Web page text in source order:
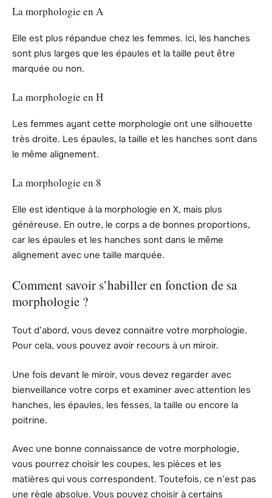
La morphologie en A
Elle est plus répandue chez les femmes. Ici, les hanches
sont plus larges que les épaules et la taille peut être
marquée ou non.
La morphologie en H
Les femmes ayant cette morphologie ont une silhouette
très droite. Les épaules, la taille et les hanches sont dans
le même alignement.
La morphologie en 8
Elle est identique à la morphologie en X, mais plus
généreuse. En outre, le corps a de bonnes proportions,
car les épaules et les hanches sont dans le même
alignement avec une taille marquée.
Comment savoir s’habiller en fonction de sa
morphologie ?
Tout d’abord, vous devez connaitre votre morphologie.
Pour cela, vous pouvez avoir recours à un miroir.
Une fois devant le miroir, vous devez regarder avec
bienveillance votre corps et examiner avec attention les
hanches, les épaules, les fesses, la taille ou encore la
poitrine.
Avec une bonne connaissance de votre morphologie,
vous pourrez choisir les coupes, les pièces et les
matières qui vous correspondent. Toutefois, ce n’est pas
une règle absolue. Vous pouvez choisir à certains